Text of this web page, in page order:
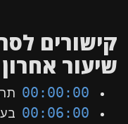
קישורים
שיעור
00:00:00
00:06:00